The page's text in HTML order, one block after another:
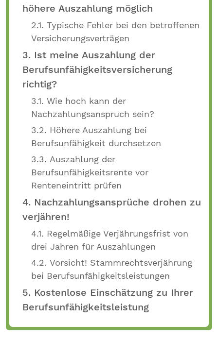
höhere Auszahlung möglich
2.1. Typische Fehler bei den betroffenen
Versicherungsverträgen
3. Ist meine Auszahlung der
Berufsunfähigkeitsversicherung
richtig?
3.1. Wie hoch kann der
Nachzahlungsanspruch sein?
3.2. Höhere Auszahlung bei
Berufsunfähigkeit durchsetzen
3.3. Auszahlung der
Berufsunfähigkeitsrente vor
Renteneintritt prüfen
4. Nachzahlungsansprüche drohen zu
verjähren!
4.1. Regelmäßige Verjährungsfrist von
drei Jahren für Auszahlungen
4.2. Vorsicht! Stammrechtsverjährung
bei Berufsunfähigkeitsleistungen
5. Kostenlose Einschätzung zu Ihrer
Berufsunfähigkeitsleistung